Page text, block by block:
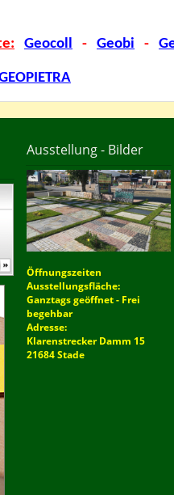
Geocoll - Geobi -
Ausstellung - Bilder
Öffnungszeiten
Ausstellungsfläche:
Ganztags geöffnet - Frei
begehbar
Adresse:
Klarenstrecker Damm 15
21684 Stade